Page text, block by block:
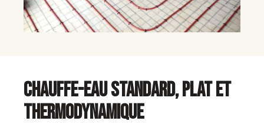
CHAUFFE-EAU STANDARD, PLAT ET
THERMODYNAMIQUE